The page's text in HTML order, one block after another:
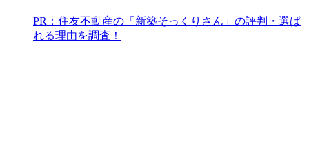
PR：住友不動産の「新築そっくりさん」の評判・選ば
れる理由を調査！